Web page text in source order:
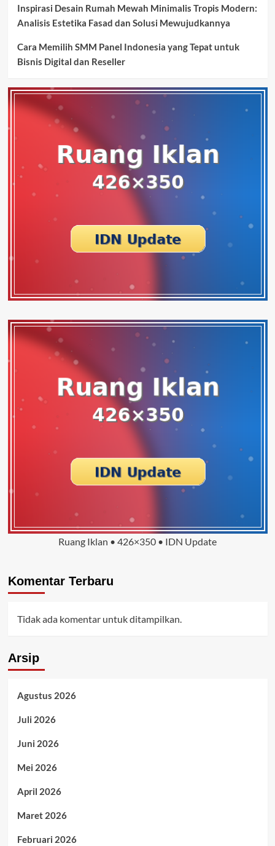
Inspirasi Desain Rumah Mewah Minimalis Tropis Modern:
Analisis Estetika Fasad dan Solusi Mewujudkannya
Cara Memilih SMM Panel Indonesia yang Tepat untuk
Bisnis Digital dan Reseller
Ruang Iklan • 426×350 • IDN Update
Komentar Terbaru
Tidak ada komentar untuk ditampilkan.
Arsip
Agustus 2026
Juli 2026
Juni 2026
Mei 2026
April 2026
Maret 2026
Februari 2026